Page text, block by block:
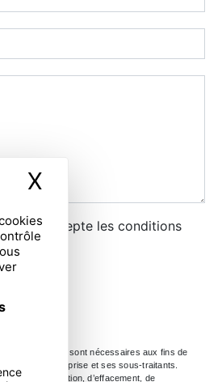
X
j'accepte les conditions
**
communiquées sont nécessaires aux fins de
à l'entreprise et ses sous-traitants.
de rectification, d’effacement, de